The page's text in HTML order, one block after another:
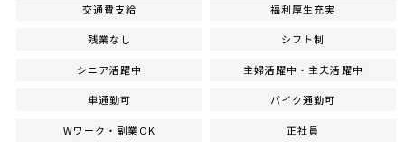
交通費支給 福利厚生充実
残業なし シフト制
シニア活躍中 主婦活躍中・主夫活躍中
車通勤可 バイク通勤可
Wワーク・副業OK 正社員